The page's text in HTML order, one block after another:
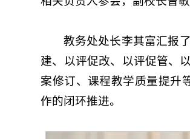
教务处处长李其富汇报
建、以评促改、以评促管、
案修订、课程教学质量提升
作的闭环推进。